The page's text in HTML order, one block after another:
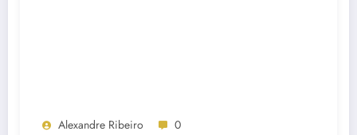
Alexandre Ribeiro 0